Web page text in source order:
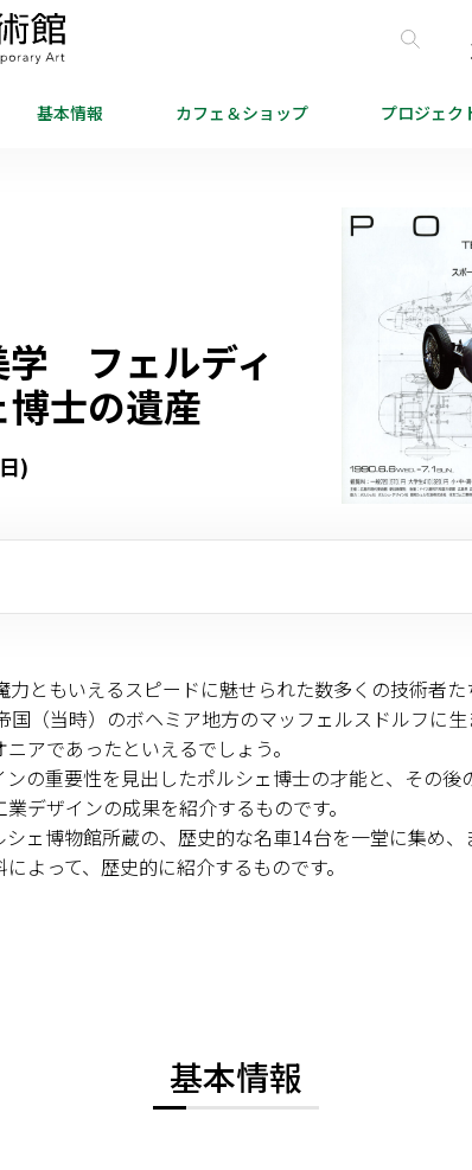
基本情報 カフェ＆ショップ プロジェク
学 フェルディ
士の遺産
)
ともいえるスピードに魅せられた数多くの技術者
国（当時）のボヘミア地方のマッフェルスドルフに
アであったといえるでしょう。
の重要性を見出したポルシェ博士の才能と、その
デザインの成果を紹介するものです。
ェ博物館所蔵の、歴史的な名車14台を一堂に集め
よって、歴史的に紹介するものです。
基本情報